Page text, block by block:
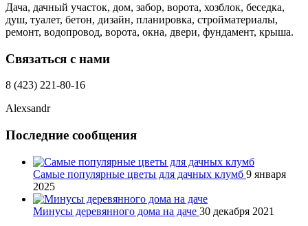
Дача, дачный участок, дом, забор, ворота, хозблок, беседка,
душ, туалет, бетон, дизайн, планировка, стройматериалы,
ремонт, водопровод, ворота, окна, двери, фундамент, крыша.
Связаться с нами
8 (423) 221-80-16
Alexsandr
Последние сообщения
Самые популярные цветы для дачных клумб 9 января
2025
Минусы деревянного дома на даче 30 декабря 2021